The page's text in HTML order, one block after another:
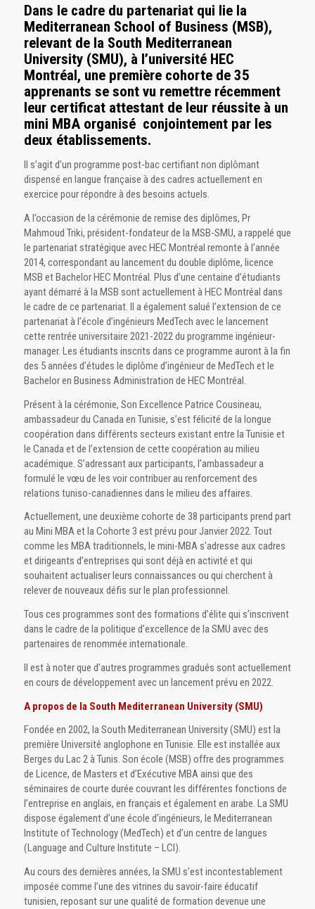
Dans le cadre du partenariat qui lie la
Mediterranean School of Business (MSB),
relevant de la South Mediterranean
University (SMU), à l’université HEC
Montréal, une première cohorte de 35
apprenants se sont vu remettre récemment
leur certificat attestant de leur réussite à un
mini MBA organisé conjointement par les
deux établissements.
Il s’agit d’un programme post-bac certifiant non diplômant
dispensé en langue française à des cadres actuellement en
exercice pour répondre à des besoins actuels.
A l’occasion de la cérémonie de remise des diplômes, Pr
Mahmoud Triki, président-fondateur de la MSB-SMU, a rappelé que
le partenariat stratégique avec HEC Montréal remonte à l’année
2014, correspondant au lancement du double diplôme, licence
MSB et Bachelor HEC Montréal. Plus d’une centaine d’étudiants
ayant démarré à la MSB sont actuellement à HEC Montréal dans
le cadre de ce partenariat. Il a également salué l’extension de ce
partenariat à l’école d’ingénieurs MedTech avec le lancement
cette rentrée universitaire 2021-2022 du programme ingénieur-
manager. Les étudiants inscrits dans ce programme auront à la fin
des 5 années d’études le diplôme d’ingénieur de MedTech et le
Bachelor en Business Administration de HEC Montréal.
Présent à la cérémonie, Son Excellence Patrice Cousineau,
ambassadeur du Canada en Tunisie, s’est félicité de la longue
coopération dans différents secteurs existant entre la Tunisie et
le Canada et de l’extension de cette coopération au milieu
académique. S’adressant aux participants, l’ambassadeur a
formulé le vœu de les voir contribuer au renforcement des
relations tuniso-canadiennes dans le milieu des affaires.
Actuellement, une deuxième cohorte de 38 participants prend part
au Mini MBA et la Cohorte 3 est prévu pour Janvier 2022. Tout
comme les MBA traditionnels, le mini-MBA s’adresse aux cadres
et dirigeants d’entreprises qui sont déjà en activité et qui
souhaitent actualiser leurs connaissances ou qui cherchent à
relever de nouveaux défis sur le plan professionnel.
Tous ces programmes sont des formations d’élite qui s’inscrivent
dans le cadre de la politique d’excellence de la SMU avec des
partenaires de renommée internationale.
Il est à noter que d’autres programmes gradués sont actuellement
en cours de développement avec un lancement prévu en 2022.
A propos de la South Mediterranean University (SMU)
Fondée en 2002, la South Mediterranean University (SMU) est la
première Université anglophone en Tunisie. Elle est installée aux
Berges du Lac 2 à Tunis. Son école (MSB) offre des programmes
de Licence, de Masters et d’Exécutive MBA ainsi que des
séminaires de courte durée couvrant les différentes fonctions de
l’entreprise en anglais, en français et également en arabe. La SMU
dispose également d’une école d’ingénieurs, le Mediterranean
Institute of Technology (MedTech) et d’un centre de langues
(Language and Culture Institute – LCI).
Au cours des dernières années, la SMU s’est incontestablement
imposée comme l’une des vitrines du savoir-faire éducatif
tunisien, reposant sur une qualité de formation devenue une